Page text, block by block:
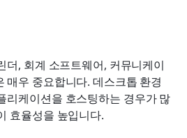
더, 회계 소프트웨어, 커뮤니케이
매우 중요합니다. 데스크톱 환경
리케이션을 호스팅하는 경우가 많
효율성을 높입니다.